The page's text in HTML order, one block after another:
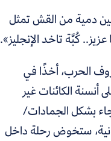
دمية من القش تمثل
كُبَّة تاخد الإنجليز».
وطأة ظروف الحرب، أخذًا في
الكائنات غير
بشكل الجمادات/
ستخوض رحلة داخل